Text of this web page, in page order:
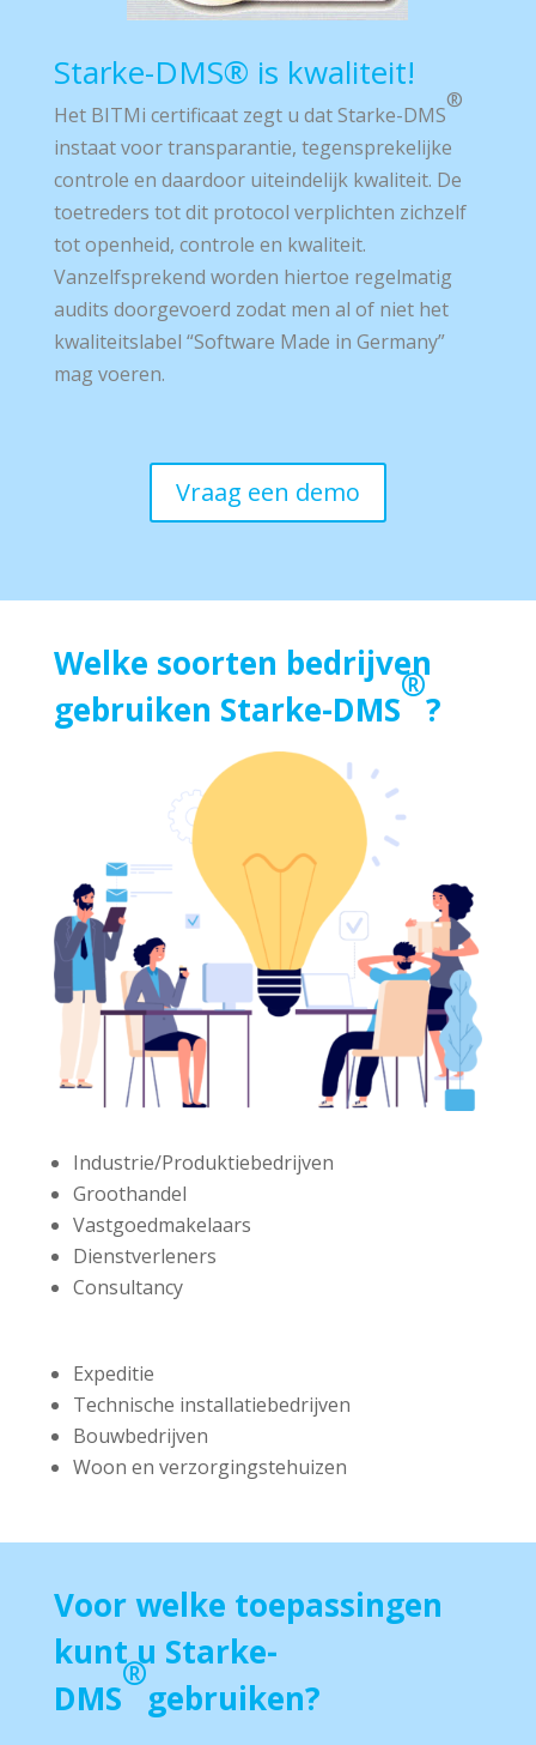
Starke-DMS® is kwaliteit!
Het BITMi certificaat zegt u datStarke-DMS
®
instaat voor transparantie, tegensprekelijke
controle en daardoor uiteindelijk kwaliteit. De
toetreders tot dit protocol verplichten zichzelf
tot openheid, controle en kwaliteit.
Vanzelfsprekend worden hiertoe regelmatig
audits doorgevoerd zodat men al of niet het
kwaliteitslabel “Software Made in Germany”
mag voeren.
Vraag een demo
Welke soorten bedrijven
gebruiken Starke-DMS
®
?
Industrie/Produktiebedrijven
Groothandel
Vastgoedmakelaars
Dienstverleners
Consultancy
Expeditie
Technische installatiebedrijven
Bouwbedrijven
Woon­ en verzorgingstehuizen
Voor welke toepassingen
kunt u Starke-
DMS
®
gebruiken?